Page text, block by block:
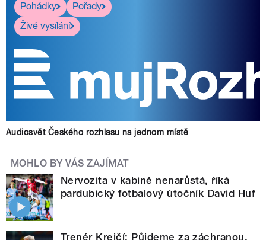
Pohádky
Pořady
Živé vysílání
Audiosvět Českého rozhlasu na jednom místě
MOHLO BY VÁS ZAJÍMAT
Nervozita v kabině nenarůstá, říká
pardubický fotbalový útočník David Huf
Trenér Krejčí: Půjdeme za záchranou,